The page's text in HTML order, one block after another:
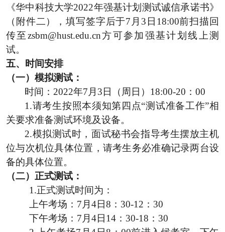
《华中科技大学2022年强基计划测试诚信承诺书》
（附件二），填写签字后于7 月 3 日 18:00前扫描回
传至zsbm@hust.edu.cn方可参加强基计划线上测
试。
五、
时间安排
（一）模拟测试：
时间： 2022年7 月 3 日（周日） 18:00-20 ： 00
1.请考生按照本须知第四点“测试准备工作”相
关要求准备测试环境及设备。
2.模拟测试时，面试秘书会指导考生摆放主机
位与次机位具体位置，请考生务必准确记录两台设
备的具体位置。
（二）正式测试 ：
1.正式测试时间为：
上午考场：7月4日8：30-12：30
下午考场：7月 4日 14 ： 30-18 ： 30